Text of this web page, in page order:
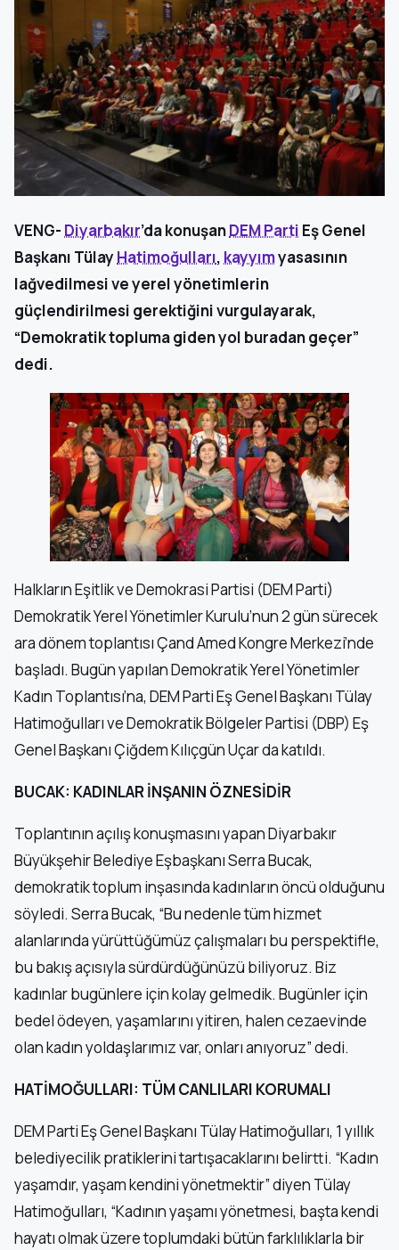
VENG- Diyarbakır’da konuşanDEM Parti Eş Genel
Başkanı Tülay Hatimoğulları, kayyımyasasının
lağvedilmesi ve yerel yönetimlerin
güçlendirilmesi gerektiğini vurgulayarak,
“Demokratik topluma giden yol buradan geçer”
dedi.
Halkların Eşitlik ve Demokrasi Partisi (DEM Parti)
Demokratik Yerel Yönetimler Kurulu’nun 2 gün sürecek
ara dönem toplantısı Çand Amed Kongre Merkezi’nde
başladı. Bugün yapılan Demokratik Yerel Yönetimler
Kadın Toplantısı’na, DEM Parti Eş Genel Başkanı Tülay
Hatimoğulları ve Demokratik Bölgeler Partisi (DBP) Eş
Genel Başkanı Çiğdem Kılıçgün Uçar da katıldı.
BUCAK: KADINLAR İNŞANIN ÖZNESİDİR
Toplantının açılış konuşmasını yapan Diyarbakır
Büyükşehir Belediye Eşbaşkanı Serra Bucak,
demokratik toplum inşasında kadınların öncü olduğunu
söyledi. Serra Bucak, “Bu nedenle tüm hizmet
alanlarında yürüttüğümüz çalışmaları bu perspektifle,
bu bakış açısıyla sürdürdüğünüzü biliyoruz. Biz
kadınlar bugünlere için kolay gelmedik. Bugünler için
bedel ödeyen, yaşamlarını yitiren, halen cezaevinde
olan kadın yoldaşlarımız var, onları anıyoruz” dedi.
HATİMOĞULLARI: TÜM CANLILARI KORUMALI
DEM Parti Eş Genel Başkanı Tülay Hatimoğulları, 1 yıllık
belediyecilik pratiklerini tartışacaklarını belirtti. “Kadın
yaşamdır, yaşam kendini yönetmektir” diyen Tülay
Hatimoğulları, “Kadının yaşamı yönetmesi, başta kendi
hayatı olmak üzere toplumdaki bütün farklılıklarla bir